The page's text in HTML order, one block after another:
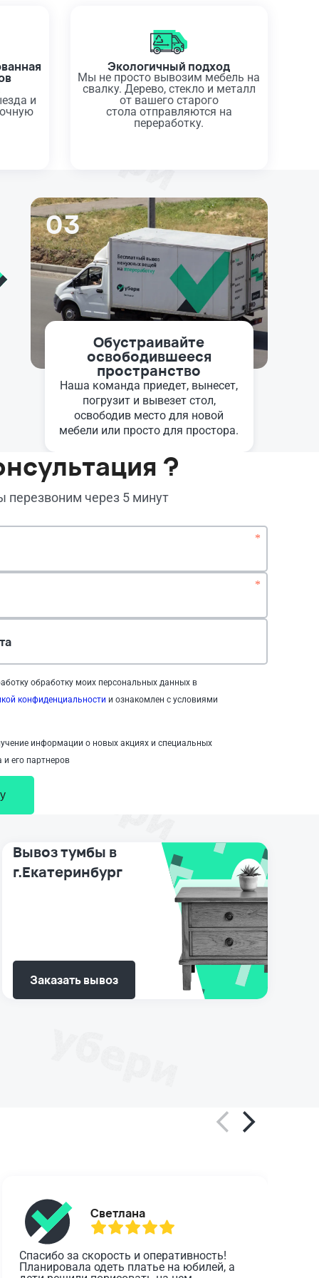
и
Экологичный подход
Мы не просто вывозим мебель на
свалку. Дерево, стекло и металл
от вашего старого
стола отправляются на
переработку.
03
Обустраивайте
освободившееся
пространство
Наша команда приедет, вынесет,
погрузит и вывезет стол,
освободив место для новой
мебели или просто для простора.
?
перезвоним через 5 минут
*
*
обработку моих персональных данных в
конфиденциальности и ознакомлен с условиями
информации о новых акциях и специальных
и его партнеров
Вывоз тумбы в
г.Екатеринбург
Заказать вывоз
Светлана
Спасибо за скорость и оперативность!
Планировала одеть платье на юбилей, а